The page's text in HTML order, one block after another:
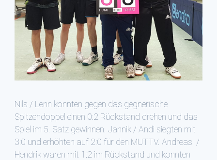
Nils / Lenn konnten gegen das gegnerische
Spitzendoppel einen 0:2 Rückstand drehen und das
Spiel im 5. Satz gewinnen. Jannik / Andi siegten mit
3:0 und erhöhten auf 2:0 für den MUTTV. Andreas /
Hendrik waren mit 1:2 im Rückstand und konnten